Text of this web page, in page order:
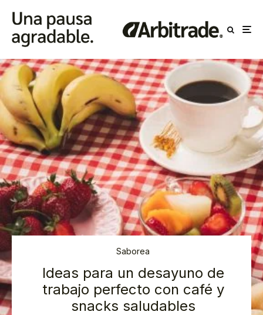
Saborea
Ideas para un desayuno de
trabajo perfecto con café y
snacks saludables